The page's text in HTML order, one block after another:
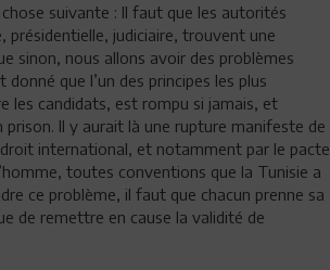
suivante : Il faut que les autorités
judiciaire, trouvent une
sinon, nous allons avoir des problèmes
que l’un des principes les plus
les candidats, est rompu si jamais, et
prison. Il y aurait là une rupture manifeste de
droit international, et notamment par le pacte
toutes conventions que la Tunisie a
ce problème, il faut que chacun prenne sa
de remettre en cause la validité de